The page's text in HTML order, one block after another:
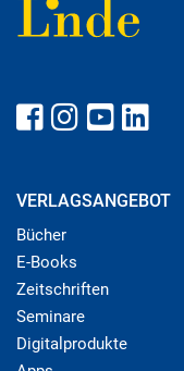
VERLAGSANGEBOT
Bücher
E-Books
Zeitschriften
Seminare
Digitalprodukte